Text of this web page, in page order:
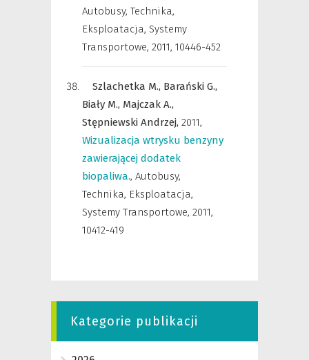
Autobusy, Technika,
Eksploatacja, Systemy
Transportowe, 2011, 10446-452
Szlachetka M., Barański G.,
Biały M., Majczak A.,
Stępniewski Andrzej, 2011,
Wizualizacja wtrysku benzyny
zawierającej dodatek
biopaliwa., Autobusy,
Technika, Eksploatacja,
Systemy Transportowe, 2011,
10412-419
Kategorie publikacji